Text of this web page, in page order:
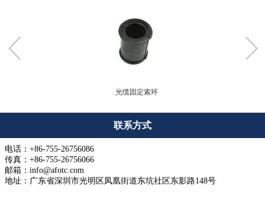
光缆固定索环
联系方式
电话：+86-755-26756086
传真：+86-755-26756066
邮箱：info@afotc.com
地址：广东省深圳市光明区凤凰街道东坑社区东影路148号